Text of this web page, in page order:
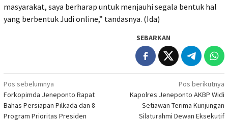
masyarakat, saya berharap untuk menjauhi segala bentuk hal
yang berbentuk Judi online,” tandasnya. (Ida)
SEBARKAN
Navigasi
pos
Pos sebelumnya
Forkopimda Jeneponto Rapat
Bahas Persiapan Pilkada dan 8
Program Prioritas Presiden
Pos berikutnya
Kapolres Jeneponto AKBP Widi
Setiawan Terima Kunjungan
Silaturahmi Dewan Eksekutif